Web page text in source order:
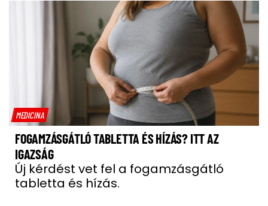
MEDICINA
FOGAMZÁSGÁTLÓ TABLETTA ÉS HÍZÁS? ITT AZ
IGAZSÁG
Új kérdést vet fel a fogamzásgátló
tabletta és hízás.